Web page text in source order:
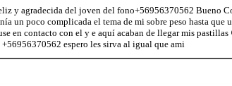
y agradecida del joven del fono+56956370562 Bueno
un poco complicada el tema de mi sobre peso hasta
en contacto con el y e aquí acaban de llegar mis
+56956370562 espero les sirva al igual que ami